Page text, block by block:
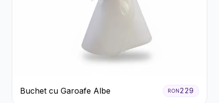
Buchet cu Garoafe Albe RON229